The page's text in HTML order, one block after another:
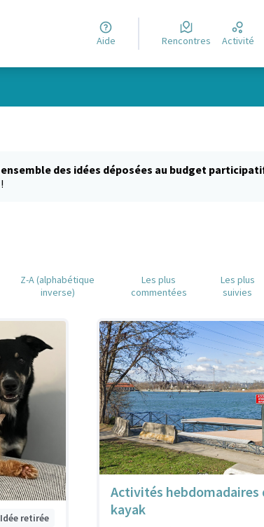
Aide Rencontres Activité
des idées déposées au budget
!
Z-A (alphabétique
inverse)
Les plus
commentées
Les plus
suivies
Idée retirée
Activités hebdomadaires
kayak